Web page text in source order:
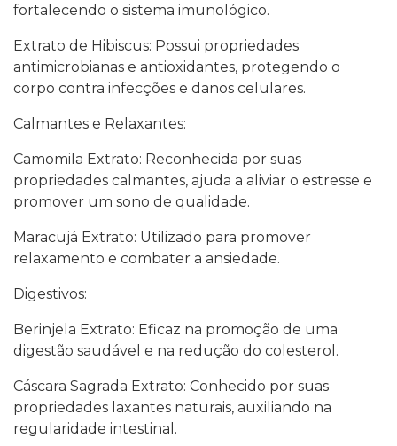
fortalecendo o sistema imunológico.
Extrato de Hibiscus: Possui propriedades
antimicrobianas e antioxidantes, protegendo o
corpo contra infecções e danos celulares.
Calmantes e Relaxantes:
Camomila Extrato: Reconhecida por suas
propriedades calmantes, ajuda a aliviar o estresse e
promover um sono de qualidade.
Maracujá Extrato: Utilizado para promover
relaxamento e combater a ansiedade.
Digestivos:
Berinjela Extrato: Eficaz na promoção de uma
digestão saudável e na redução do colesterol.
Cáscara Sagrada Extrato: Conhecido por suas
propriedades laxantes naturais, auxiliando na
regularidade intestinal.